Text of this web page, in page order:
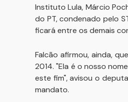
Instituto Lula, Márcio
do PT, condenado pelo
ficará entre os demais
Falcão afirmou, ainda,
2014. "Ela é o nosso
este fim", avisou o
mandato.